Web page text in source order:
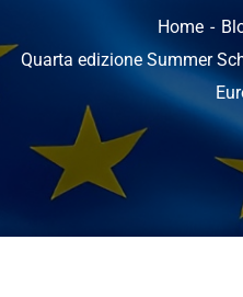
Home
Quarta edizione Summer